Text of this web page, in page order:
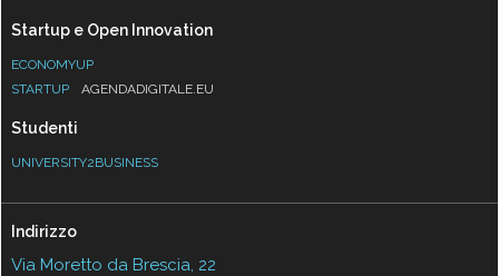
Startup e Open Innovation
ECONOMYUP
STARTUP
AGENDADIGITALE.EU
Studenti
UNIVERSITY2BUSINESS
Indirizzo
Via Moretto da Brescia, 22